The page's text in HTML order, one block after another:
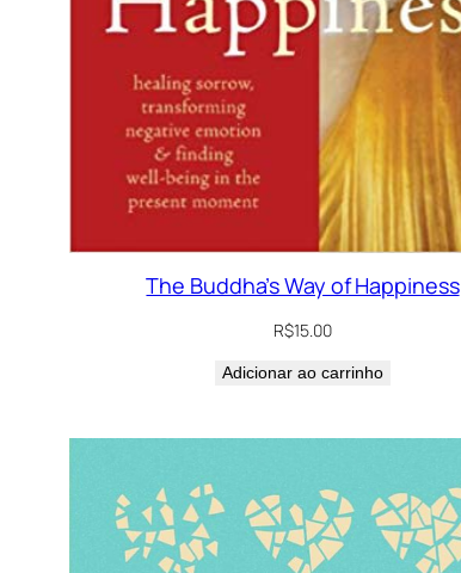
The Buddha’s Way of Happiness
R$15.00
Adicionar ao carrinho